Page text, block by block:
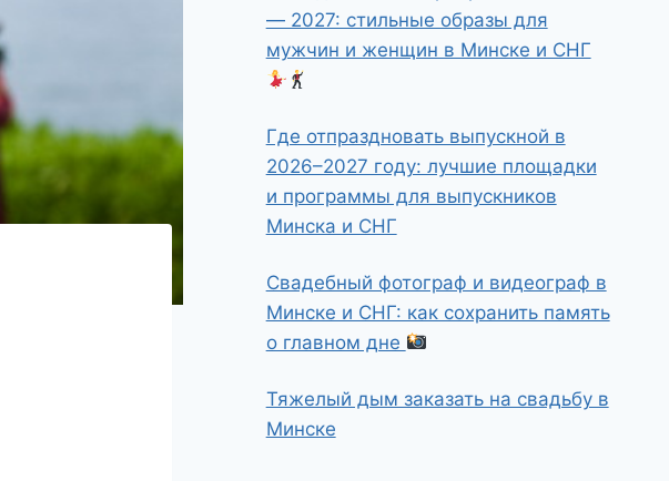
— 2027: стильные образы для
мужчин и женщин в Минске и СНГ
Где отпраздновать выпускной в
2026–2027 году: лучшие площадки
и программы для выпускников
Минска и СНГ
Свадебный фотограф и видеограф в
Минске и СНГ: как сохранить память
о главном дне
Тяжелый дым заказать на свадьбу в
Минске